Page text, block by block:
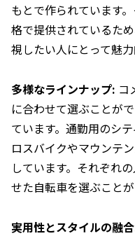
もとで作られています
格で提供されているた
視したい人にとって魅
多様なラインナップ: コ
に合わせて選ぶことが
ています。通勤用のシ
ロスバイクやマウンテ
しています。それぞれ
せた自転車を選ぶことが
実用性とスタイルの融